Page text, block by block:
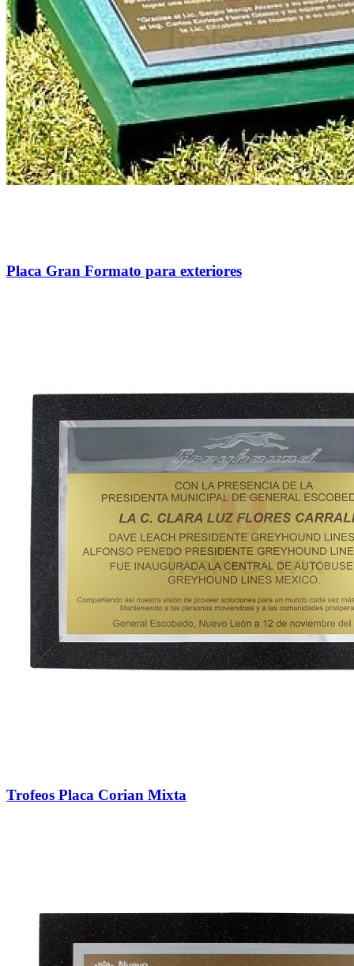
Placa Gran Formato para exteriores
Trofeos Placa Corian Mixta